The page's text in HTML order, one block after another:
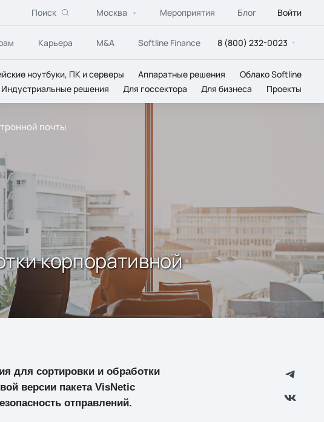
Поиск Москва Мероприятия Блог Войти
Карьера M&A Softline Finance 8 (800) 232-0023
ноутбуки, ПК и серверы Аппаратные решения
Облако Softline
Индустриальные решения Для госсектора Для бизнеса Проекты
почты
корпоративной
для сортировки и обработки
версии пакета VisNetic
отправлений.